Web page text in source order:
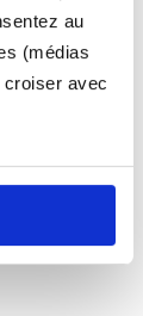
au
(médias
avec